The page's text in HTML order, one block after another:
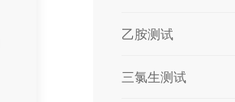
乙胺测试
三氯生测试